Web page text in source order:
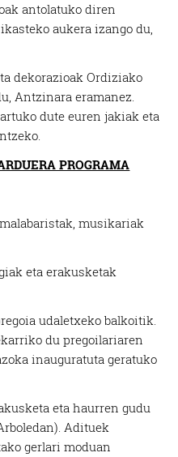
antolatuko diren
aukera izango du,
dekorazioak Ordiziako
Antzinara eramanez.
dute euren jakiak eta
PROGRAMA
malabaristak, musikariak
eta erakusketak
udaletxeko balkoitik.
du pregoilariaren
inauguratuta geratuko
eta haurren gudu
Adituek
gerlari moduan